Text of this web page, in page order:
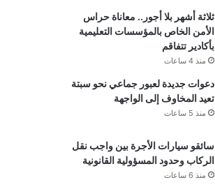
ثلاثة أشهر بلا أجور.. معاناة حراس
الأمن الخاص بالمؤسسات التعليمية
بأكادير تتفاقم
منذ 4 ساعات
دعوات جديدة لعبور جماعي نحو سبتة
تعيد المخاوف إلى الواجهة
منذ 5 ساعات
سائقو سيارات الأجرة بين واجب نقل
الركاب وحدود المسؤولية القانونية
منذ 6 ساعات